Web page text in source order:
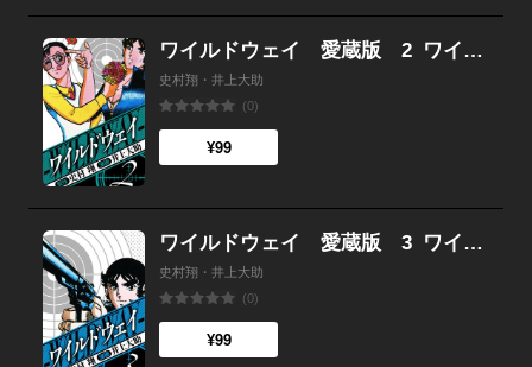
ワイルドウェイ 愛蔵版 2 ワイルドウェイ 愛蔵版
史村翔・井上大助
(0)
¥99
ワイルドウェイ 愛蔵版 3 ワイルドウェイ 愛蔵版
史村翔・井上大助
(0)
¥99